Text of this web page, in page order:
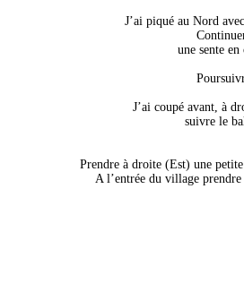
J’ai piqué au Nord
une sente
J’ai coupé avant, à
suivre le
Prendre à droite (Est) une
A l’entrée du village